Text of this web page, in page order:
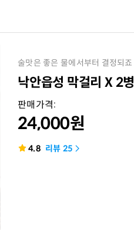
술맛은 좋은 물에서부터 결정되죠
낙안읍성 막걸리 X 2병
판매가격:
24,000원
4.8 리뷰 25